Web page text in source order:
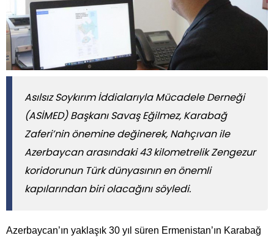
Asılsız Soykırım İddialarıyla Mücadele Derneği
(ASİMED) Başkanı Savaş Eğilmez, Karabağ
Zaferi’nin önemine değinerek, Nahçıvan ile
Azerbaycan arasındaki 43 kilometrelik Zengezur
koridorunun Türk dünyasının en önemli
kapılarından biri olacağını söyledi.
Azerbaycan’ın yaklaşık 30 yıl süren Ermenistan’ın Karabağ